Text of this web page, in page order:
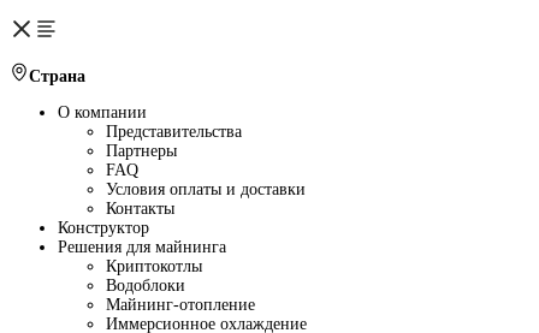
Страна
О компании
Представительства
Партнеры
FAQ
Условия оплаты и доставки
Контакты
Конструктор
Решения для майнинга
Криптокотлы
Водоблоки
Майнинг-отопление
Иммерсионное охлаждение